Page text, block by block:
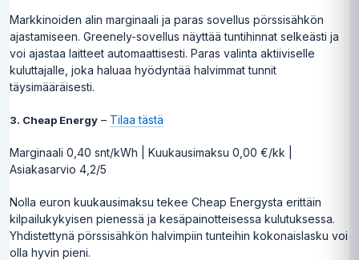
Markkinoiden alin marginaali ja paras sovellus pörssisähkön
ajastamiseen. Greenely-sovellus näyttää tuntihinnat selkeästi ja
voi ajastaa laitteet automaattisesti. Paras valinta aktiiviselle
kuluttajalle, joka haluaa hyödyntää halvimmat tunnit
täysimääräisesti.
3. Cheap Energy – Tilaa tästä
Marginaali 0,40 snt/kWh | Kuukausimaksu 0,00 €/kk |
Asiakasarvio 4,2/5
Nolla euron kuukausimaksu tekee Cheap Energysta erittäin
kilpailukykyisen pienessä ja kesäpainotteisessa kulutuksessa.
Yhdistettynä pörssisähkön halvimpiin tunteihin kokonaislasku voi
olla hyvin pieni.